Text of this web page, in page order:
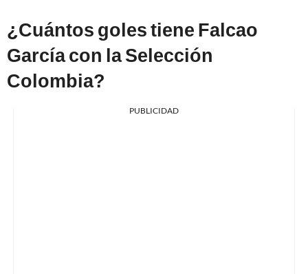
¿Cuántos goles tiene Falcao
García con la Selección
Colombia?
PUBLICIDAD